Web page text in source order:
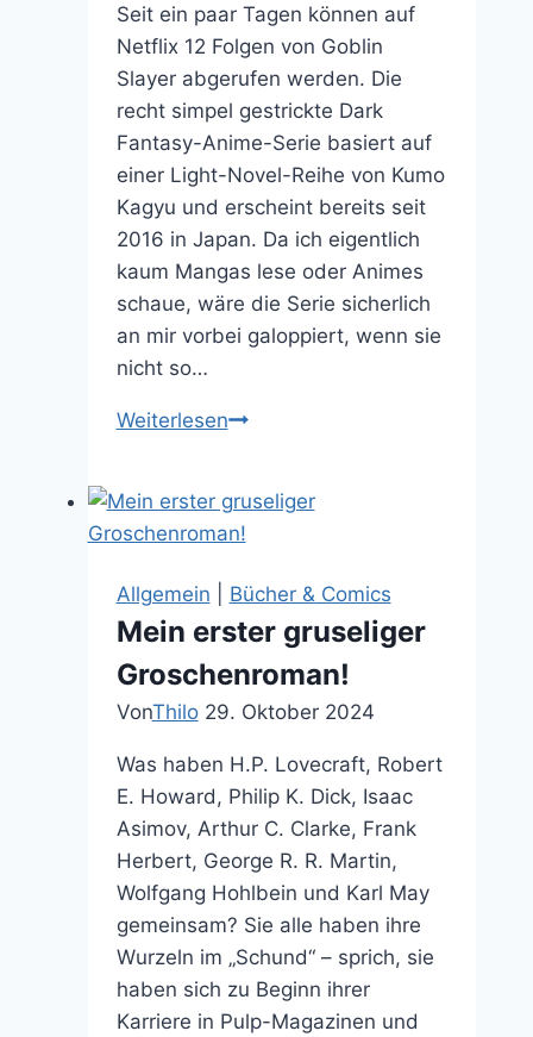
Seit ein paar Tagen können auf
Netflix 12 Folgen von Goblin
Slayer abgerufen werden. Die
recht simpel gestrickte Dark
Fantasy-Anime-Serie basiert auf
einer Light-Novel-Reihe von Kumo
Kagyu und erscheint bereits seit
2016 in Japan. Da ich eigentlich
kaum Mangas lese oder Animes
schaue, wäre die Serie sicherlich
an mir vorbei galoppiert, wenn sie
nicht so…
WeiterlesenDer
Slayer
lehrt
mich
gegenüber
Aufwärmmonstern
Allgemein Bücher & Comics
Mein erster gruseliger
Groschenroman!
VonThilo 29. Oktober 2024
Was haben H.P. Lovecraft, Robert
E. Howard, Philip K. Dick, Isaac
Asimov, Arthur C. Clarke, Frank
Herbert, George R. R. Martin,
Wolfgang Hohlbein und Karl May
gemeinsam? Sie alle haben ihre
Wurzeln im „Schund“ – sprich, sie
haben sich zu Beginn ihrer
Karriere in Pulp-Magazinen und